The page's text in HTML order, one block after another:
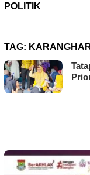
POLITIK
TAG: